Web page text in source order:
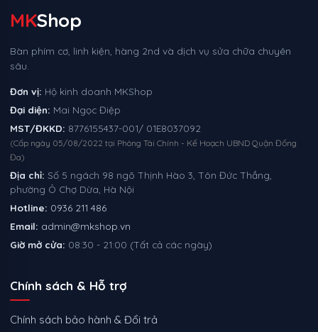
MKShop
Bàn phím cơ, linh kiện, hàng 2nd và dịch vụ sửa chữa chuyên
sâu.
Đơn vị: Hộ kinh doanh MKShop
Đại diện: Mai Ngọc Điệp
MST/ĐKKD: 8776155437-001/ 01E8037092
(Cấp ngày 05/08/2022 tại Phòng Tài Chính - Kế Hoạch UBND Quận Đống
Đa)
Địa chỉ: Số 5 ngách 98 ngõ Thịnh Hào 3, Tôn Đức Thắng,
phường Ô Chợ Dừa, Hà Nội
Hotline: 0936 211 486
Email: admin@mkshop.vn
Giờ mở cửa: 08:30 - 21:00 (Tất cả các ngày)
Chính sách & Hỗ trợ
Chính sách bảo hành & Đổi trả